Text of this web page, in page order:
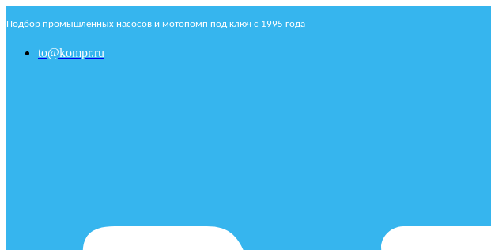
Подбор промышленных насосов и мотопомп под ключ с 1995 года
to@kompr.ru